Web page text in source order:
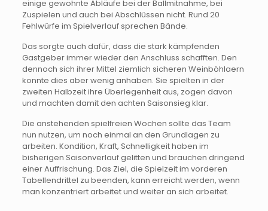
einige gewohnte Abläufe bei der Ballmitnahme, bei
Zuspielen und auch bei Abschlüssen nicht. Rund 20
Fehlwürfe im Spielverlauf sprechen Bände.
Das sorgte auch dafür, dass die stark kämpfenden
Gastgeber immer wieder den Anschluss schafften. Den
dennoch sich ihrer Mittel ziemlich sicheren Weinböhlaern
konnte dies aber wenig anhaben. Sie spielten in der
zweiten Halbzeit ihre Überlegenheit aus, zogen davon
und machten damit den achten Saisonsieg klar.
Die anstehenden spielfreien Wochen sollte das Team
nun nutzen, um noch einmal an den Grundlagen zu
arbeiten. Kondition, Kraft, Schnelligkeit haben im
bisherigen Saisonverlauf gelitten und brauchen dringend
einer Auffrischung. Das Ziel, die Spielzeit im vorderen
Tabellendrittel zu beenden, kann erreicht werden, wenn
man konzentriert arbeitet und weiter an sich arbeitet.